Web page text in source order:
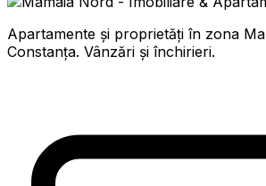
Apartamente și proprietăți în zona
Constanța. Vânzări și închirieri.